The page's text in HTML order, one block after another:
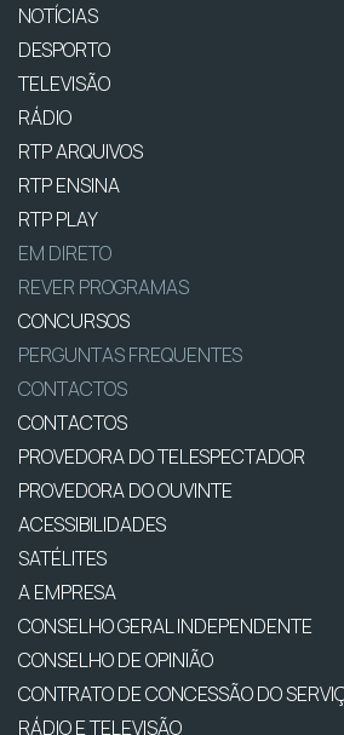
NOTÍCIAS
DESPORTO
TELEVISÃO
RÁDIO
RTP ARQUIVOS
RTP ENSINA
RTP PLAY
EM DIRETO
REVER PROGRAMAS
CONCURSOS
PERGUNTAS FREQUENTES
CONTACTOS
CONTACTOS
PROVEDORA DO TELESPECTADOR
PROVEDORA DO OUVINTE
ACESSIBILIDADES
SATÉLITES
A EMPRESA
CONSELHO GERAL INDEPENDENTE
CONSELHO DE OPINIÃO
CONTRATO DE CONCESSÃO DO
RÁDIO E TELEVISÃO